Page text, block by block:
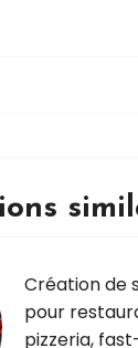
Création de
pour
pizzeria,